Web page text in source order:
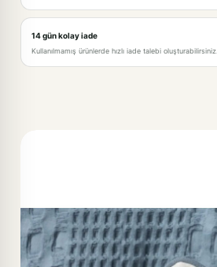
14 gün kolay iade
Kullanılmamış ürünlerde hızlı iade talebi oluşturabilirsiniz.